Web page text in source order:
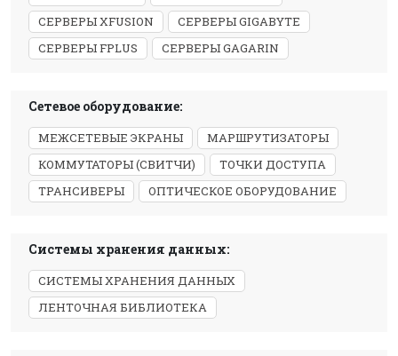
СЕРВЕРЫ XFUSION
СЕРВЕРЫ GIGABYTE
СЕРВЕРЫ FPLUS
СЕРВЕРЫ GAGARIN
Сетевое оборудование:
МЕЖСЕТЕВЫЕ ЭКРАНЫ
МАРШРУТИЗАТОРЫ
КОММУТАТОРЫ (СВИТЧИ)
ТОЧКИ ДОСТУПА
ТРАНСИВЕРЫ
ОПТИЧЕСКОЕ ОБОРУДОВАНИЕ
Системы хранения данных:
СИСТЕМЫ ХРАНЕНИЯ ДАННЫХ
ЛЕНТОЧНАЯ БИБЛИОТЕКА